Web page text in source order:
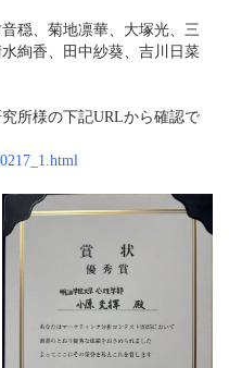
穏、菊地凛華、大塚光、三
絢香、田中紗葵、吉川日菜
所様の下記URLから確認で